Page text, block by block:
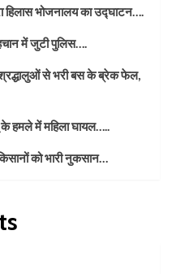
हिलास भोजनालय का उद्घाटन….
में जुटी पुलिस….
श्रद्धालुओं से भरी बस के ब्रेक फेल,
हमले में महिला घायल…..
को भारी नुकसान…